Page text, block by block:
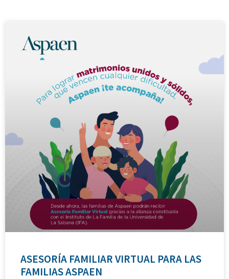
ASESORÍA FAMILIAR VIRTUAL PARA LAS
FAMILIAS ASPAEN